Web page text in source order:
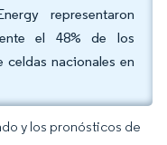
representaron
el 48% de los
nacionales en
y los pronósticos de